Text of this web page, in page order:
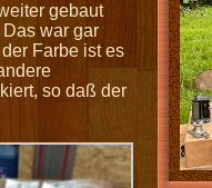
gebaut
war gar
Farbe ist es
so daß der